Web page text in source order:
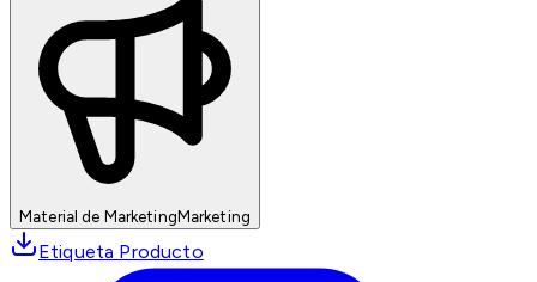
Material de MarketingMarketing
Etiqueta Producto